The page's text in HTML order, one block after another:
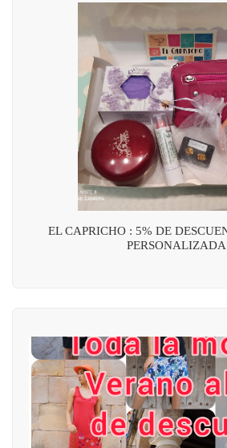
EL CAPRICHO : 5% DE